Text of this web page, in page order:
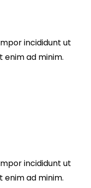
incididunt ut
enim ad minim.
incididunt ut
enim ad minim.